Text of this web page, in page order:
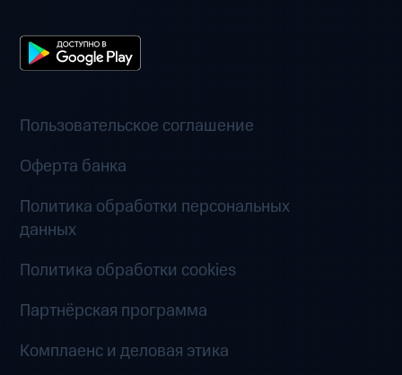
Пользовательское соглашение
Оферта банка
Политика обработки персональных
данных
Политика обработки cookies
Партнёрская программа
Комплаенс и деловая этика